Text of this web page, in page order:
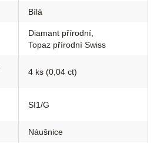
Bílá
Diamant přírodní
Topaz přírodní Swiss
4 ks (0,04 ct)
SI1/G
Náušnice